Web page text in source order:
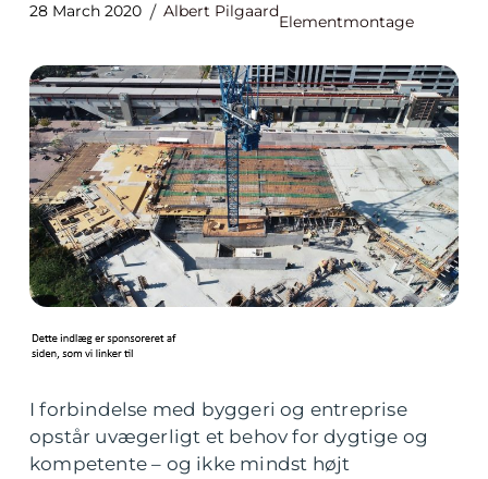
28 March 2020 Albert Pilgaard
Elementmontage
I forbindelse med byggeri og entreprise
opstår uvægerligt et behov for dygtige og
kompetente – og ikke mindst højt